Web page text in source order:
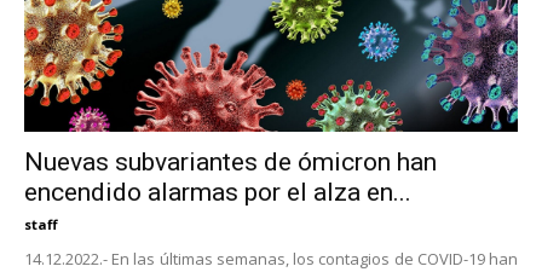
Nuevas subvariantes de ómicron han
encendido alarmas por el alza en...
staff
14.12.2022.- En las últimas semanas, los contagios de COVID-19 han